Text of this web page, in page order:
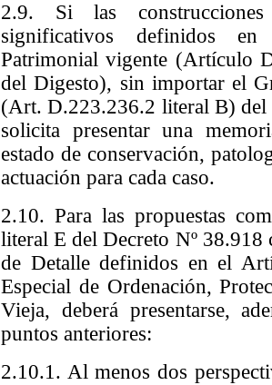
2.9. Si las
significativos definidos
Patrimonial vigente (Artículo
del Digesto), sin importar el
(Art. D.223.236.2 literal B)
solicita presentar una
estado de conservación,
actuación para cada caso.
2.10. Para las propuestas
literal E del Decreto Nº 38.918
de Detalle definidos en el
Especial de Ordenación,
Vieja, deberá presentarse,
puntos anteriores:
2.10.1. Al menos dos